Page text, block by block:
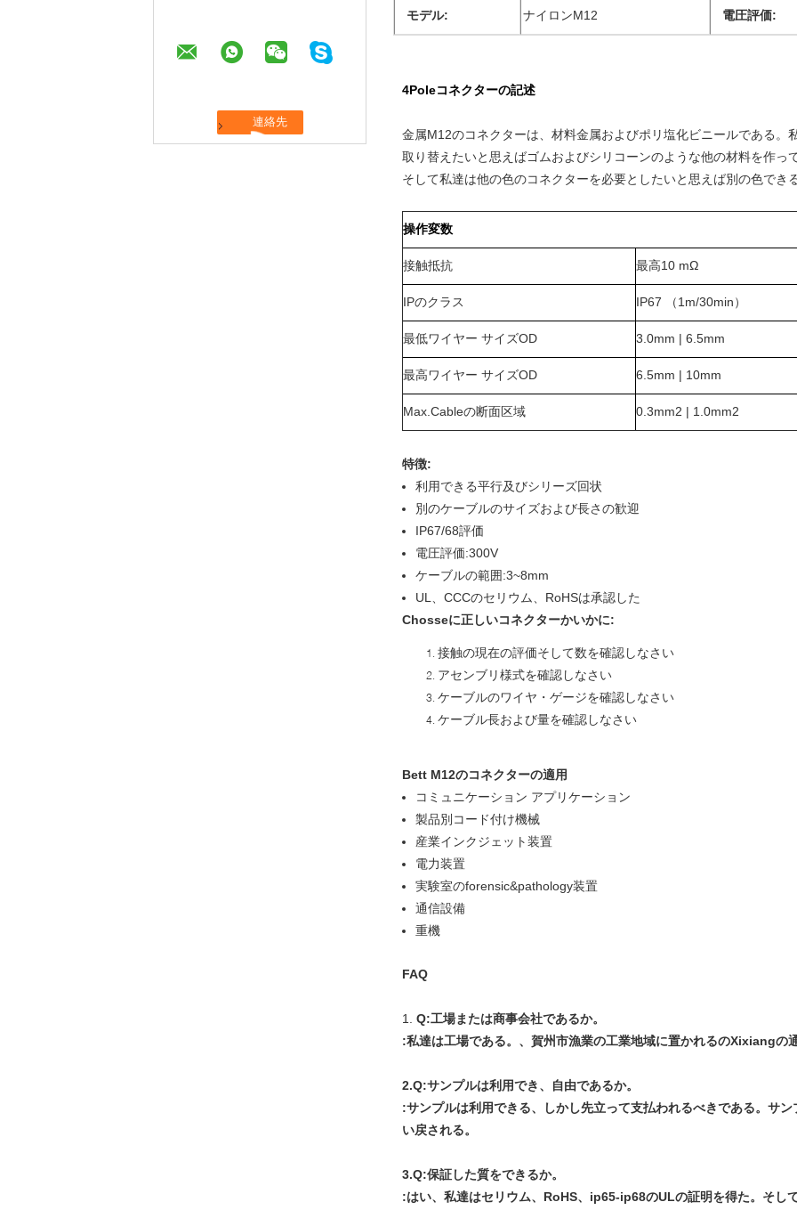
モデル: ナイロンM12 電圧評価:
4Poleコネクターの記述
金属M12のコネクターは、材料金属およびポリ塩化ビニールである。
取り替えたいと思えばゴムおよびシリコーンのような他の材料を作っ
そして私達は他の色のコネクターを必要としたいと思えば別の色でき
操作変数
接触抵抗 最高10 mΩ
IPのクラス IP67 （1m/30min）
最低ワイヤー サイズOD 3.0mm | 6.5mm
最高ワイヤー サイズOD 6.5mm | 10mm
Max.Cableの断面区域 0.3mm2 | 1.0mm2
特徴:
利用できる平行及びシリーズ回状
別のケーブルのサイズおよび長さの歓迎
IP67/68評価
電圧評価:300V
ケーブルの範囲:3~8mm
UL、CCCのセリウム、RoHSは承認した
Chosseに正しいコネクターかいかに:
接触の現在の評価そして数を確認しなさい
アセンブリ様式を確認しなさい
ケーブルのワイヤ・ゲージを確認しなさい
ケーブル長および量を確認しなさい
Bett M12のコネクターの適用
コミュニケーション アプリケーション
製品別コード付け機械
産業インクジェット装置
電力装置
実験室のforensic&pathology装置
通信設備
重機
FAQ
1. Q:工場または商事会社であるか。
:私達は工場である。、賀州市漁業の工業地域に置かれるのXixiangの
2.Q:サンプルは利用でき、自由であるか。
:サンプルは利用できる、しかし先立って支払われるべきである。サ
い戻される。
3.Q:保証した質をできるか。
:はい、私達はセリウム、RoHS、ip65-ip68のULの証明を得た。そし